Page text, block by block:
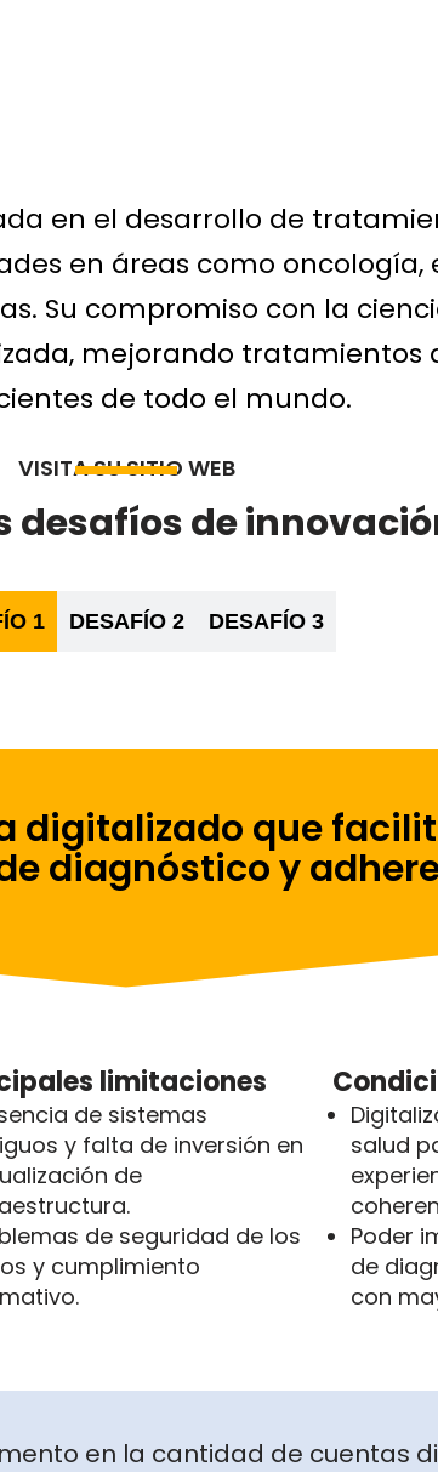
en el desarrollo de
en áreas como
Su compromiso con la
mejorando tratamientos
de todo el mundo.
VISITA SU SITIO WEB
desafíos de
1 DESAFÍO 2 DESAFÍO 3
digitalizado que
diagnóstico y
limitaciones
de sistemas
y falta de inversión en
de
de seguridad de los
y cumplimiento
salud
Poder
de
con
en la cantidad de cuentas